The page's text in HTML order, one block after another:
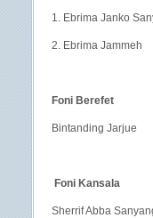
1. Ebrima
2. Ebrima
Foni Berefet
Bintanding
Foni Kansala
Sherrif Abba